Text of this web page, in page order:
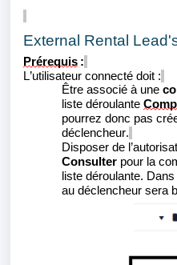
External Rental
Prérequis :
L’utilisateur connecté doit :
Être associé à une
liste déroulante
pourrez donc pas
déclencheur.
Disposer de
Consulter pour la
liste déroulante.
au déclencheur sera